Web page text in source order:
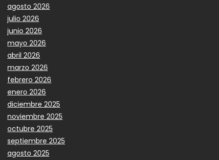
agosto 2026
julio 2026
junio 2026
mayo 2026
abril 2026
marzo 2026
febrero 2026
enero 2026
diciembre 2025
noviembre 2025
octubre 2025
septiembre 2025
agosto 2025